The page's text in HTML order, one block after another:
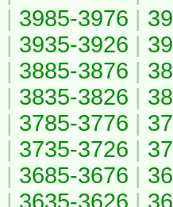
| 3985-3976 |
| 3935-3926 |
| 3885-3876 |
| 3835-3826 |
| 3785-3776 |
| 3735-3726 |
| 3685-3676 |
| 3635-3626 |